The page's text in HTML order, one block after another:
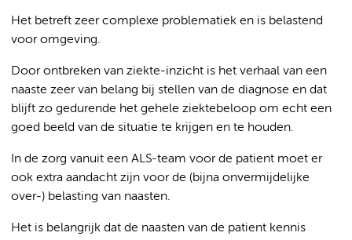
Het betreft zeer complexe problematiek en is belastend
voor omgeving.
Door ontbreken van ziekte-inzicht is het verhaal van een
naaste zeer van belang bij stellen van de diagnose en dat
blijft zo gedurende het gehele ziektebeloop om echt een
goed beeld van de situatie te krijgen en te houden.
In de zorg vanuit een ALS-team voor de patient moet er
ook extra aandacht zijn voor de (bijna onvermijdelijke
over-) belasting van naasten.
Het is belangrijk dat de naasten van de patient kennis